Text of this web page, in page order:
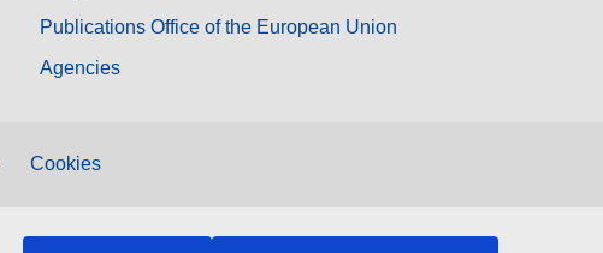
Publications Office of the European Union
Agencies
Cookies